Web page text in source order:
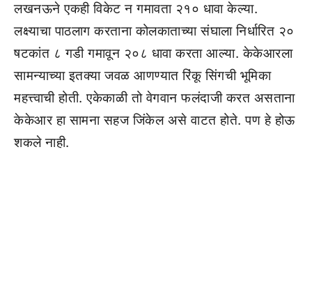
लखनऊने एकही विकेट न गमावता २१० धावा केल्या.
लक्ष्याचा पाठलाग करताना कोलकाताच्या संघाला निर्धारित २०
षटकांत ८ गडी गमावून २०८ धावा करता आल्या. केकेआरला
सामन्याच्या इतक्या जवळ आणण्यात रिंकू सिंगची भूमिका
महत्त्वाची होती. एकेकाळी तो वेगवान फलंदाजी करत असताना
केकेआर हा सामना सहज जिंकेल असे वाटत होते. पण हे होऊ
शकले नाही.